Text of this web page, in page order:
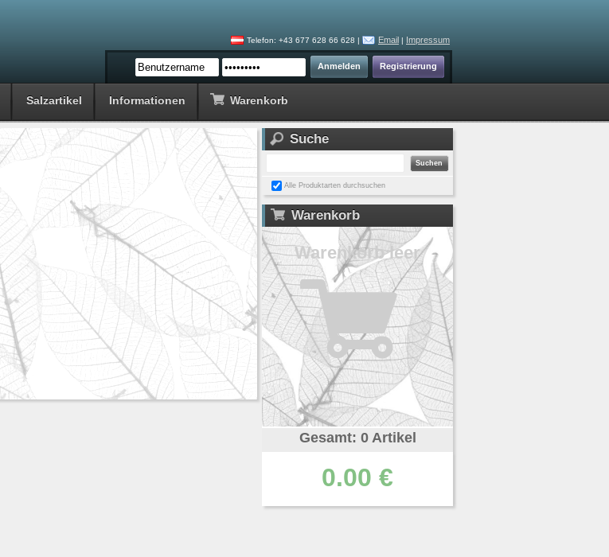
Telefon: +43 677 628 66 628 | Email | Impressum
Salzartikel Informationen Warenkorb
Suche
Alle Produktarten durchsuchen
Warenkorb
Warenkorb leer
Gesamt: 0 Artikel
0.00 €